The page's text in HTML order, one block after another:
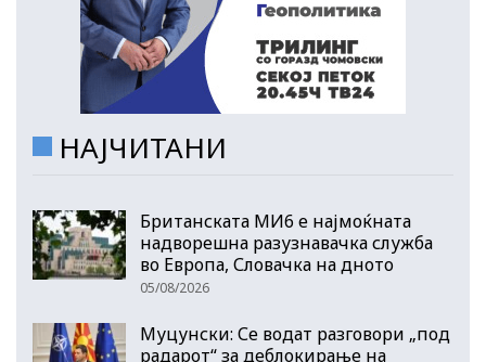
НАЈЧИТАНИ
Британската МИ6 е најмоќната
надворешна разузнавачка служба
во Европа, Словачка на дното
05/08/2026
Муцунски: Се водат разговори „под
радарот“ за деблокирање на